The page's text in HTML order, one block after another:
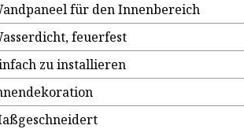
für den Innenbereich
feuerfest
zu installieren